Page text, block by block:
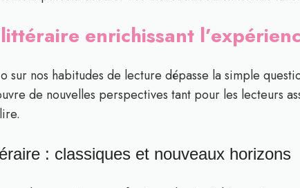
enrichissant
sur nos habitudes de lecture dépasse la simple
de nouvelles perspectives tant pour les lecteurs
: classiques et nouveaux horizons